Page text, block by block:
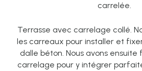
carrelée.
Terrasse avec carrelage collé.
les carreaux pour installer et
dalle béton. Nous avons
carrelage pour y intégrer